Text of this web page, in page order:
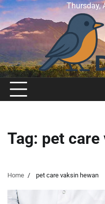
Skip
to
content
Thursday,
Tag: pet care
Home pet care vaksin hewan